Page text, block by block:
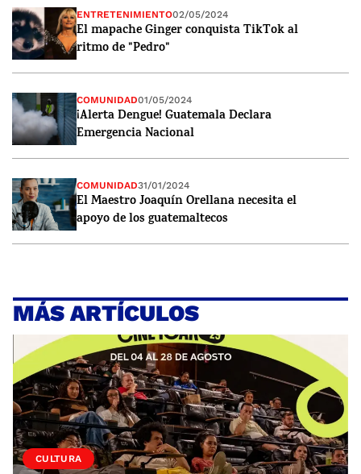
ENTRETENIMIENTO02/05/2024
El mapache Ginger conquista TikTok al
ritmo de "Pedro"
COMUNIDAD01/05/2024
¡Alerta Dengue! Guatemala Declara
Emergencia Nacional
COMUNIDAD31/01/2024
El Maestro Joaquín Orellana necesita el
apoyo de los guatemaltecos
MÁS ARTÍCULOS
CULTURA